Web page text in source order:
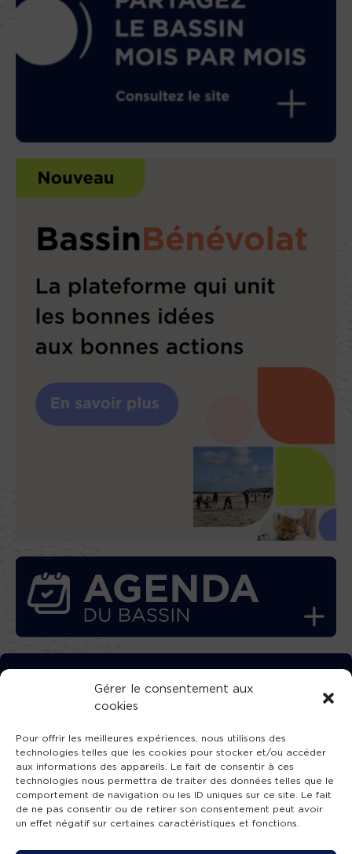
Gérer le consentement aux
cookies
Pour offrir les meilleures expériences, nous utilisons des
technologies telles que les cookies pour stocker et/ou accéder
aux informations des appareils. Le fait de consentir à ces
technologies nous permettra de traiter des données telles que le
comportement de navigation ou les ID uniques sur ce site. Le fait
de ne pas consentir ou de retirer son consentement peut avoir
un effet négatif sur certaines caractéristiques et fonctions.
TÉLÉCHARGEZ GRATUITEMENT
L’APPLICATION TVBA !
SUIVEZ-NOUS !